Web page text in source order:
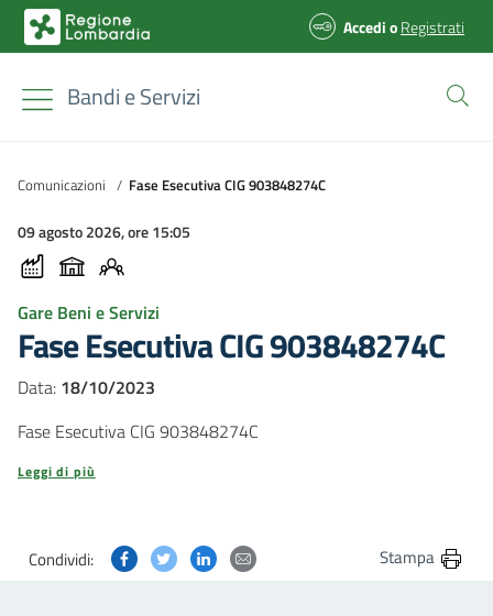
AccedioRegistrati
Bandi e Servizi
Comunicazioni / Fase Esecutiva CIG 903848274C
09 agosto 2026, ore 15:05
Gare Beni e Servizi
Fase Esecutiva CIG 903848274C
Data: 18/10/2023
Fase Esecutiva CIG 903848274C
Leggi di più
Condividi: Condividi questa pagina su Facebook
Condividi questa pagina su Twitter
Condividi questa pagina su Linkedin
Condividi questa pagina via
Stampa